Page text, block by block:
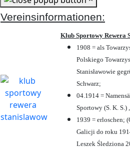
Vereinsinformationen:
Klub Sportowy Rewera
1908 = als
Polskiego
Stanisławowie
Schwarz;
04.1914 =
Sportowy (S. K. S.)
1939 = erloschen;
Galicji do roku
Leszek Śledziona